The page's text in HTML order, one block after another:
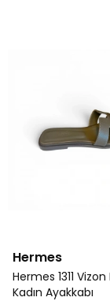
Hermes
Hermes 1311
Kadın Ayakkabı